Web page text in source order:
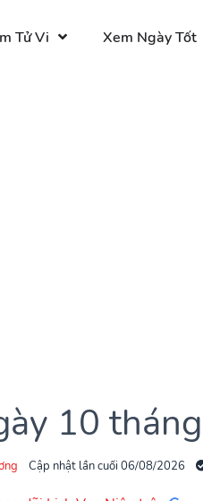
Tử Vi Xem Ngày Tốt
10
Cập nhật lần cuối 06/08/2026